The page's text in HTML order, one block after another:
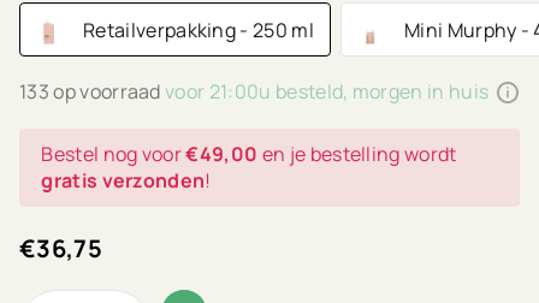
Retailverpakking - 250 ml
Mini Murphy -
133 op voorraadvoor 21:00u besteld, morgen in huis
Bestel nog voor€49,00 en je bestelling wordt
gratis verzonden!
€36,75